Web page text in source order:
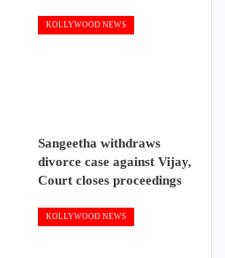
KOLLYWOOD NEWS
Sangeetha withdraws
divorce case against Vijay,
Court closes proceedings
KOLLYWOOD NEWS